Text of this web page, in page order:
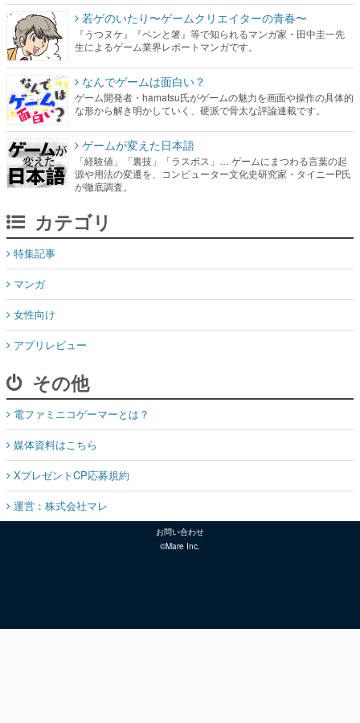
若ゲのいたり〜ゲームクリエイターの青春〜
『うつヌケ』『ペンと箸』等で知られるマンガ家・田中圭一先
生によるゲーム業界レポートマンガです。
なんでゲームは面白い？
ゲーム開発者・hamatsu氏がゲームの魅力を画面や操作の具体的
な形から解き明かしていく、硬派で骨太な評論連載です。
ゲームが変えた日本語
「経験値」「裏技」「ラスボス」… ゲームにまつわる言葉の起
源や用法の変遷を、コンピューター文化史研究家・タイニーP氏
が徹底調査。
カテゴリ
特集記事
マンガ
女性向け
アプリレビュー
その他
電ファミニコゲーマーとは？
媒体資料はこちら
XプレゼントCP応募規約
運営：株式会社マレ
お問い合わせ
©Mare Inc.